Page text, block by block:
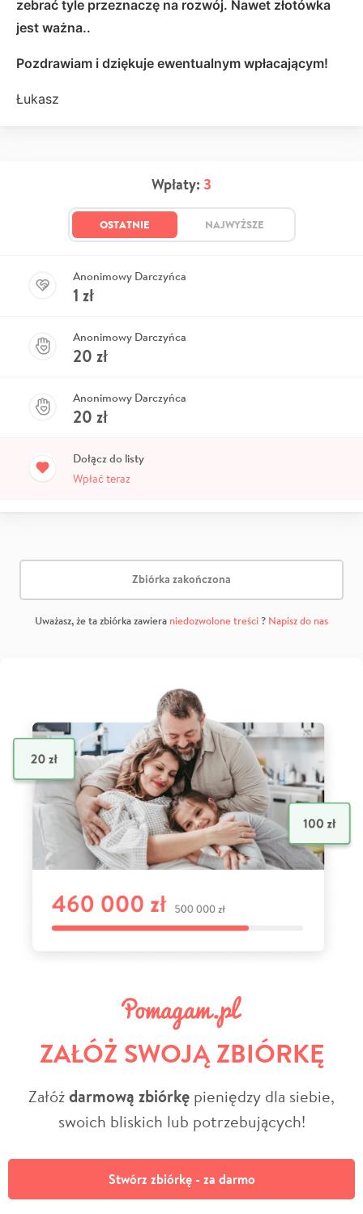
zebrać tyle przeznaczę na rozwój. Nawet złotówka
jest ważna..
Pozdrawiam i dziękuje ewentualnym wpłacającym!
Łukasz
Wpłaty: 3
OSTATNIE NAJWYŻSZE
Anonimowy Darczyńca
1 zł
Anonimowy Darczyńca
20 zł
Anonimowy Darczyńca
20 zł
Dołącz do listy
Wpłać teraz
Zbiórka zakończona
Uważasz, że ta zbiórka zawiera niedozwolone treści? Napisz do nas
ZAŁÓŻ SWOJĄ ZBIÓRKĘ
Załóżdarmową zbiórkę pieniędzy dla siebie,
swoich bliskich lub potrzebujących!
Stwórz zbiórkę - za darmo